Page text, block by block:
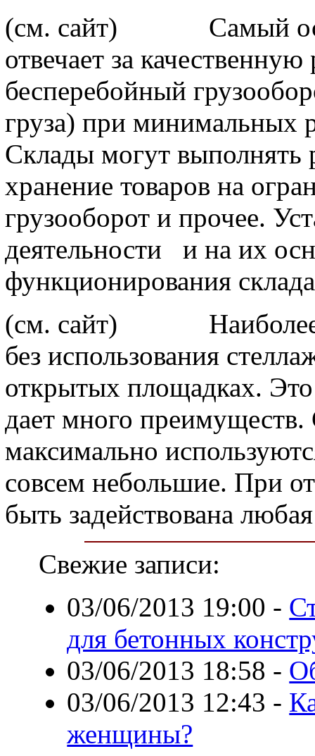
(см. сайт) Самый
отвечает за
бесперебойный
груза) при минимальных
Склады могут
хранение товаров на
грузооборот и прочее.
деятельности и на их
функционирования
(см. сайт) Наиболее
без использования
открытых площадках.
дает много
максимально
совсем небольшие. При
быть задействована
Свежие записи:
03/06/2013 19:00 -
для бетонных
03/06/2013 18:58 -
03/06/2013 12:43 -
женщины?